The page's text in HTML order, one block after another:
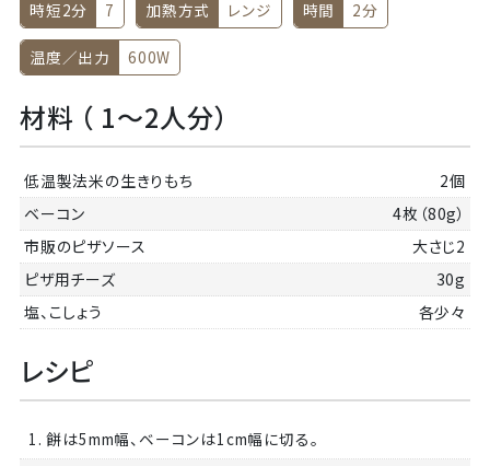
時短2分 7 加熱方式 レンジ 時間 2分
温度／出力 600W
材料 （ 1～2人分）
低温製法米の生きりもち
2個
ベーコン
4枚（80g）
市販のピザソース
大さじ2
ピザ用チーズ
30g
塩、こしょう
各少々
レシピ
1. 餅は5mm幅、ベーコンは1cm幅に切る。